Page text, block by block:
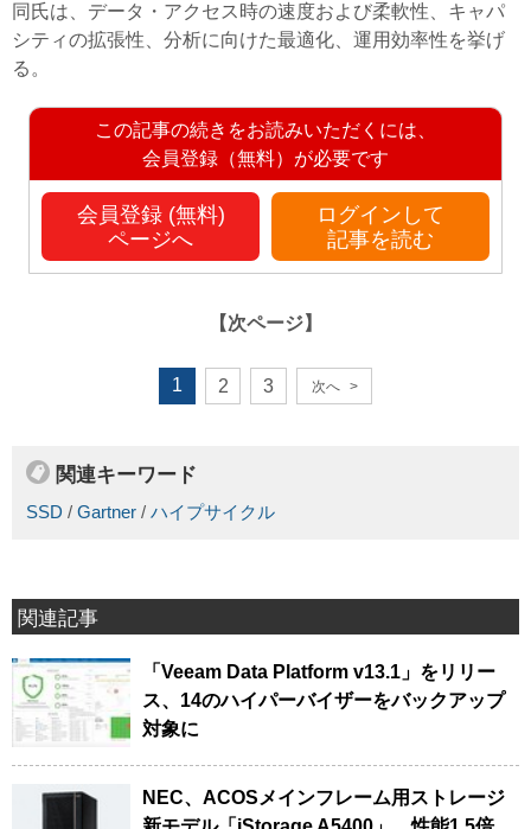
同氏は、データ・アクセス時の速度および柔軟性、キャパ
シティの拡張性、分析に向けた最適化、運用効率性を挙げ
る。
この記事の続きをお読みいただくには、
会員登録（無料）が必要です
会員登録 (無料)
ページへ
ログインして
記事を読む
【次ページ】
1 2 3 次へ >
関連キーワード
SSD / Gartner / ハイプサイクル
関連記事
「Veeam Data Platform v13.1」をリリー
ス、14のハイパーバイザーをバックアップ
対象に
NEC、ACOSメインフレーム用ストレージ